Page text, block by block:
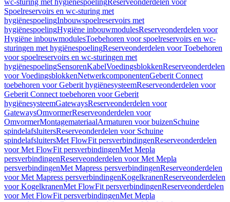
wc-sturing met hygiënespoelingReserveonderdelen voor
Spoelreservoirs en wc-sturing met
hygiënespoelingInbouwspoelreservoirs met
hygiënespoelingHygiëne inbouwmodulesReserveonderdelen voor
Hygiëne inbouwmodulesToebehoren voor spoelreservoirs en wc-
sturingen met hygiënespoelingReserveonderdelen voor Toebehoren
voor spoelreservoirs en wc-sturingen met
hygiënespoelingSensorenKabelVoedingsblokkenReserveonderdelen
voor VoedingsblokkenNetwerkcomponentenGeberit Connect
toebehoren voor Geberit hygiënesysteemReserveonderdelen voor
Geberit Connect toebehoren voor Geberit
hygiënesysteemGatewaysReserveonderdelen voor
GatewaysOmvormerReserveonderdelen voor
OmvormerMontagemateriaalArmaturen voor buizenSchuine
spindelafsluitersReserveonderdelen voor Schuine
spindelafsluitersMet FlowFit persverbindingenReserveonderdelen
voor Met FlowFit persverbindingenMet Mepla
persverbindingenReserveonderdelen voor Met Mepla
persverbindingenMet Mapress persverbindingenReserveonderdelen
voor Met Mapress persverbindingenKogelkranenReserveonderdelen
voor KogelkranenMet FlowFit persverbindingenReserveonderdelen
voor Met FlowFit persverbindingenMet Mepla